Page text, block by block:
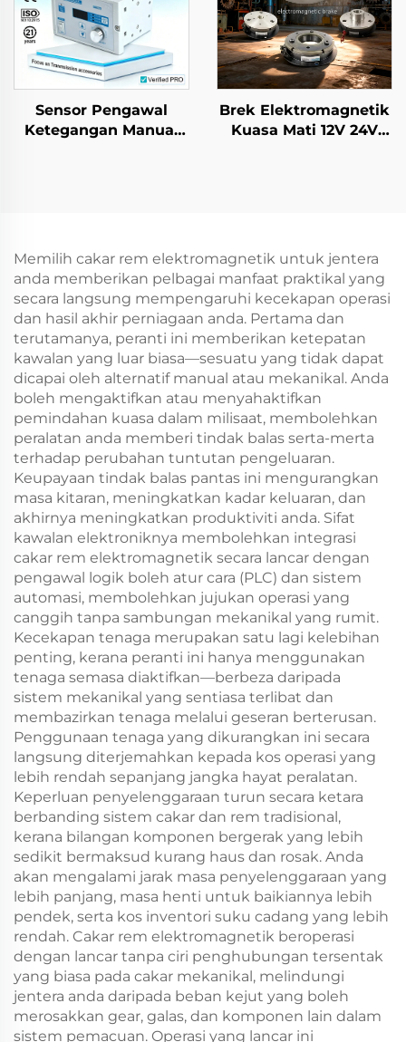
Sensor Pengawal
Ketegangan Manual
Brek Elektromagnetik
Kuasa Mati 12V 24V
Memilih cakar rem elektromagnetik untuk jentera
anda memberikan pelbagai manfaat praktikal yang
secara langsung mempengaruhi kecekapan operasi
dan hasil akhir perniagaan anda. Pertama dan
terutamanya, peranti ini memberikan ketepatan
kawalan yang luar biasa—sesuatu yang tidak dapat
dicapai oleh alternatif manual atau mekanikal. Anda
boleh mengaktifkan atau menyahaktifkan
pemindahan kuasa dalam milisaat, membolehkan
peralatan anda memberi tindak balas serta-merta
terhadap perubahan tuntutan pengeluaran.
Keupayaan tindak balas pantas ini mengurangkan
masa kitaran, meningkatkan kadar keluaran, dan
akhirnya meningkatkan produktiviti anda. Sifat
kawalan elektroniknya membolehkan integrasi
cakar rem elektromagnetik secara lancar dengan
pengawal logik boleh atur cara (PLC) dan sistem
automasi, membolehkan jujukan operasi yang
canggih tanpa sambungan mekanikal yang rumit.
Kecekapan tenaga merupakan satu lagi kelebihan
penting, kerana peranti ini hanya menggunakan
tenaga semasa diaktifkan—berbeza daripada
sistem mekanikal yang sentiasa terlibat dan
membazirkan tenaga melalui geseran berterusan.
Penggunaan tenaga yang dikurangkan ini secara
langsung diterjemahkan kepada kos operasi yang
lebih rendah sepanjang jangka hayat peralatan.
Keperluan penyelenggaraan turun secara ketara
berbanding sistem cakar dan rem tradisional,
kerana bilangan komponen bergerak yang lebih
sedikit bermaksud kurang haus dan rosak. Anda
akan mengalami jarak masa penyelenggaraan yang
lebih panjang, masa henti untuk baikiannya lebih
pendek, serta kos inventori suku cadang yang lebih
rendah. Cakar rem elektromagnetik beroperasi
dengan lancar tanpa ciri penghubungan tersentak
yang biasa pada cakar mekanikal, melindungi
jentera anda daripada beban kejut yang boleh
merosakkan gear, galas, dan komponen lain dalam
sistem pemacuan. Operasi yang lancar ini